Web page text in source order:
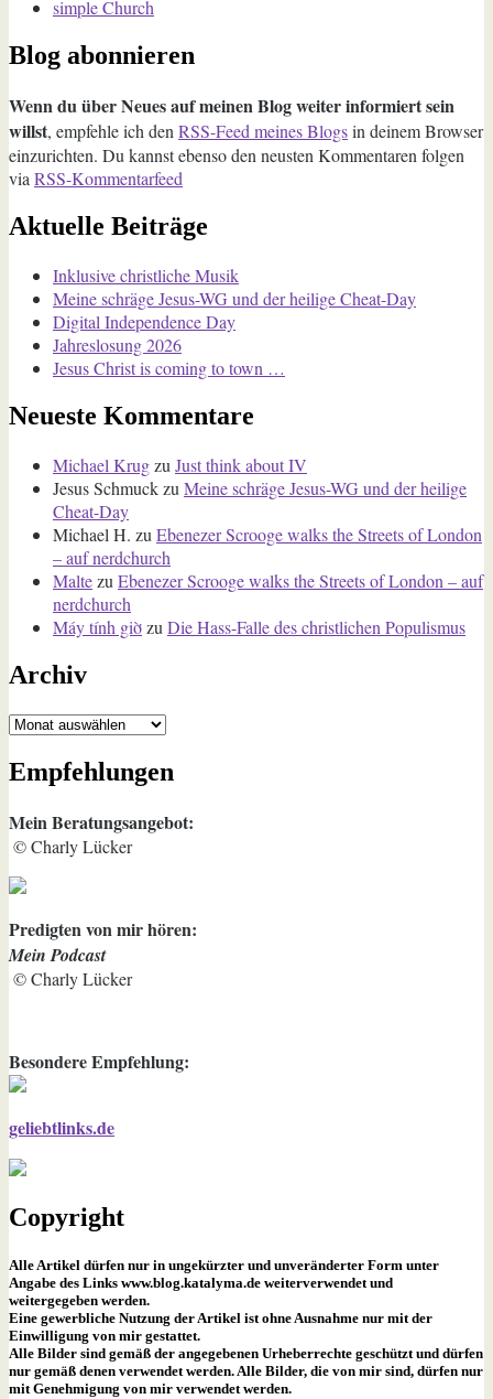
simple Church
Blog abonnieren
Wenn du über Neues auf meinen Blog weiter informiert sein
willst, empfehle ich den RSS-Feed meines Blogsin deinem Browser
einzurichten. Du kannst ebenso den neusten Kommentaren folgen
via RSS-Kommentarfeed
Aktuelle Beiträge
Inklusive christliche Musik
Meine schräge Jesus-WG und der heilige Cheat-Day
Digital Independence Day
Jahreslosung 2026
Jesus Christ is coming to town …
Neueste Kommentare
Michael Krugzu Just think about IV
Jesus Schmuckzu Meine schräge Jesus-WG und der heilige
Cheat-Day
Michael H. zu Ebenezer Scrooge walks the Streets of London
– auf nerdchurch
Maltezu Ebenezer Scrooge walks the Streets of London – auf
nerdchurch
Máy tính giờzu Die Hass-Falle des christlichen Populismus
Archiv
Archiv
Empfehlungen
Mein Beratungsangebot:
© Charly Lücker
Predigten von mir hören:
Mein Podcast
© Charly Lücker
Besondere Empfehlung:
geliebtlinks.de
Copyright
Alle Artikel dürfen nur in ungekürzter und unveränderter Form unter
Angabe des Links www.blog.katalyma.de weiterverwendet und
weitergegeben werden.
Eine gewerbliche Nutzung der Artikel ist ohne Ausnahme nur mit der
Einwilligung von mir gestattet.
Alle Bilder sind gemäß der angegebenen Urheberrechte geschützt und dürfen
nur gemäß denen verwendet werden. Alle Bilder, die von mir sind, dürfen nur
mit Genehmigung von mir verwendet werden.